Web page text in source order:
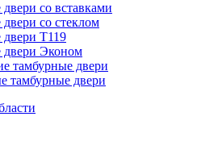
со вставками
со стеклом
Т119
двери Эконом
тамбурные двери
тамбурные двери